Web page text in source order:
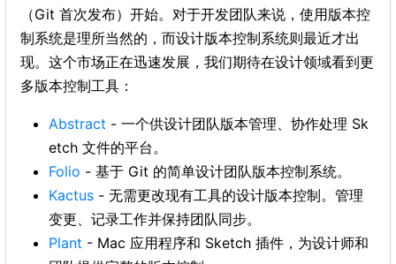
（Git 首次发布）开始。对于开发团队来说，使用版本控
制系统是理所当然的，而设计版本控制系统则最近才出
现。这个市场正在迅速发展，我们期待在设计领域看到更
多版本控制工具：
Abstract - 一个供设计团队版本管理、协作处理 Sk
etch 文件的平台。
Folio - 基于 Git 的简单设计团队版本控制系统。
Kactus - 无需更改现有工具的设计版本控制。管理
变更、记录工作并保持团队同步。
Plant - Mac 应用程序和 Sketch 插件，为设计师和